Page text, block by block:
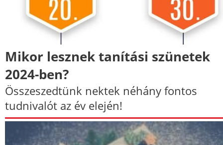
Mikor lesznek tanítási szünetek
2024-ben?
Összeszedtünk nektek néhány fontos
tudnivalót az év elején!